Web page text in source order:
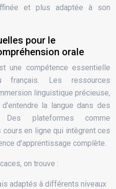
et plus adaptée à son
pour le
orale
une compétence essentielle
français. Les ressources
linguistique précieuse,
la langue dans des
Des plateformes comme
en ligne qui intègrent ces
d’apprentissage complète.
on trouve :
adaptés à différents niveaux